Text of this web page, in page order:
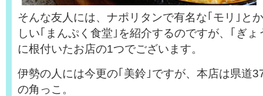
そんな友人には、ナポリタンで有名な｢モリ｣と
しい｢まんぷく食堂｣を紹介するのですが、｢ぎ
に根付いたお店の1つでございます。
伊勢の人には今更の｢美鈴｣ですが、本店は県道
の角っこ。